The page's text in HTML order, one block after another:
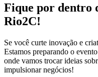
Fique por dentro
Rio2C!
Se você curte inovação e
Estamos preparando o
onde vamos trocar ideias
impulsionar negócios!